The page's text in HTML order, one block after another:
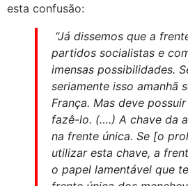
esta confusão:
“Já dissemos que a
partidos socialistas e
imensas possibilidades.
seriamente isso amanhã
França. Mas deve
fazê-lo. (….) A chave da
na frente única. Se [o
utilizar esta chave, a
o papel lamentável que